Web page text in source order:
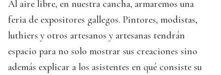
Al aire libre, en nuestra cancha, armaremos una
feria de expositores gallegos. Pintores, modistas,
luthiers y otros artesanos y artesanas tendrán
espacio para no solo mostrar sus creaciones sino
además explicar a los asistentes en qué consiste su